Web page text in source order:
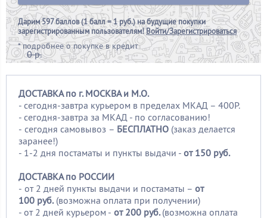
0 р.
Дарим597 баллов (1 балл = 1 руб.)на будущие покупки
зарегистрированным пользователям!Войти/Зарегистрироваться
*подробнее о покупке в кредит
ДОСТАВКА по г. МОСКВА и М.О.
- сегодня-завтра курьером в пределах МКАД – 400Р.
- сегодня-завтра за МКАД - по согласованию!
- сегодня самовывоз – БЕСПЛАТНО (заказ делается
заранее!)
- 1-2 дня постаматы и пункты выдачи - от 150 руб.
ДОСТАВКА по РОССИИ
- от 2 дней пункты выдачи и постаматы – от
100 руб. (возможна оплата при получении)
- от 2 дней курьером - от 200 руб.(возможна оплата